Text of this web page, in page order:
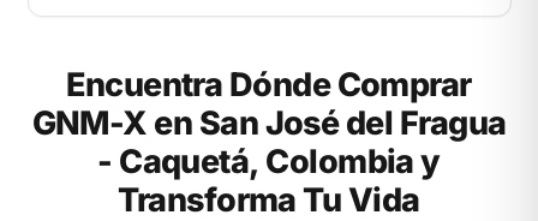
Encuentra Dónde Comprar
GNM-X en San José del Fragua
- Caquetá, Colombia y
Transforma Tu Vida